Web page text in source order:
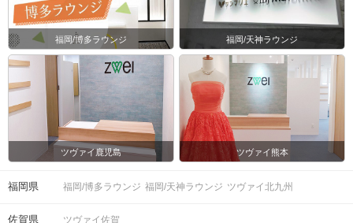
福岡/博多ラウンジ 福岡/天神ラウンジ
ツヴァイ鹿児島 ツヴァイ熊本
福岡県 福岡/博多ラウンジ 福岡/天神ラウンジ ツヴァイ北九州
佐賀県 ツヴァイ佐賀